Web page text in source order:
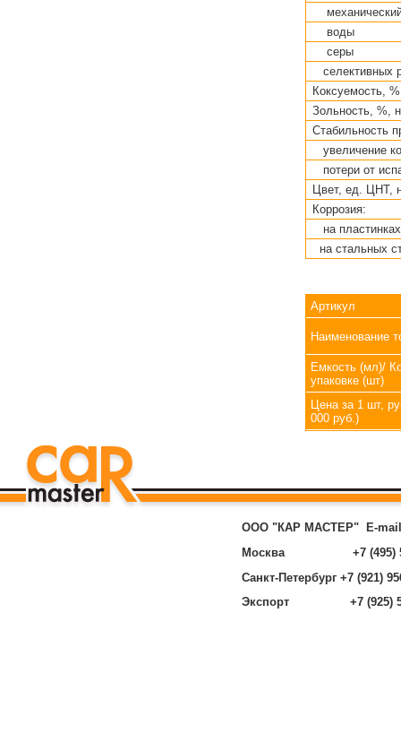
воды
серы
селективных
Коксуемость,
Зольность, %,
Стабильность
увеличение
потери от
Цвет, ед. ЦНТ,
Коррозия:
на
на стальных
Артикул
Наименование
Емкость (мл)/
упаковке (шт)
Цена за 1 шт,
000 руб.)
ООО "КАР МАСТЕР"
E-
Москва +7 (495)
Санкт-Петербург +7 (921)
Экспорт +7 (925)